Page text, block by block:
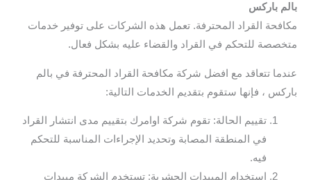
بالم باركس
مكافحة القراد المحترفة. تعمل هذه الشركات على توفير خدمات
متخصصة للتحكم في القراد والقضاء عليه بشكل فعال.
عندما تتعاقد مع افضل شركة مكافحة القراد المحترفة في بالم
باركس ، فإنها ستقوم بتقديم الخدمات التالية:
تقييم الحالة: تقوم شركة اوامرك بتقييم مدى انتشار القراد
في المنطقة المصابة وتحديد الإجراءات المناسبة للتحكم
فيه.
استخدام المبيدات الحشرية: تستخدم الشركة مبيدات